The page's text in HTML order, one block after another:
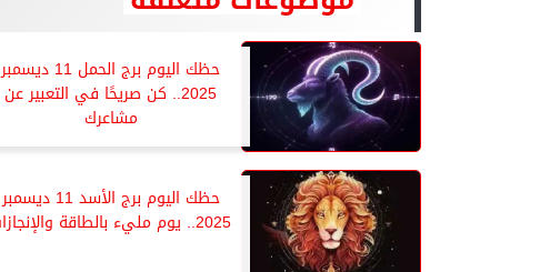
حظك اليوم برج الحمل 11 ديسمبر
2025.. كن صريحًا في التعبير عن
مشاعرك
حظك اليوم برج الأسد 11 ديسمبر
2025.. يوم مليء بالطاقة والإنجازات